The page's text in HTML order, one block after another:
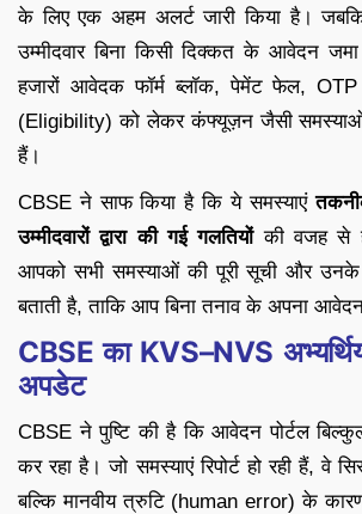
के लिए एक अहम अलर्ट जारी किया है।
उम्मीदवार बिना किसी दिक्कत के आवेदन
हजारों आवेदक फॉर्म ब्लॉक, पेमेंट फेल, OTP
(Eligibility) को लेकर कंफ्यूज़न जैसी
हैं।
CBSE ने साफ किया है कि ये समस्याएं
उम्मीदवारों द्वारा की गई गलतियोंकी वजह से
आपको सभी समस्याओं की पूरी सूची और उनके
बताती है, ताकि आप बिना तनाव के अपना
CBSE का KVS–NVS
अपडेट
CBSE ने पुष्टि की है कि आवेदन पोर्टल
कर रहा है। जो समस्याएं रिपोर्ट हो रही हैं, वे
बल्कि मानवीय त्रुटि (human error) के